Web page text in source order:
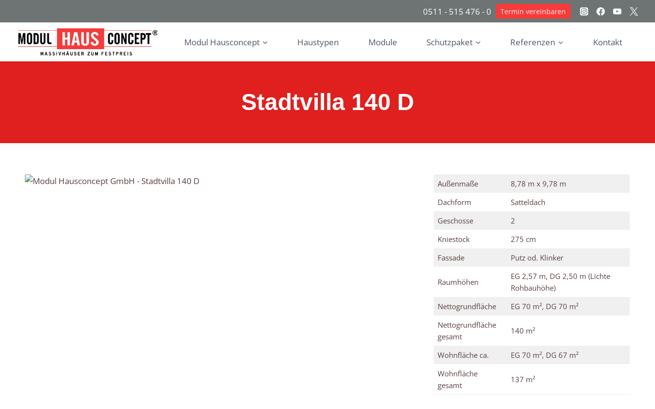
springen
0511 - 515 476 - 0 Termin vereinbaren
Modul Hausconcept Haustypen Module Schutzpaket Referenzen Kontakt
Stadtvilla 140 D
Außenmaße
8,78 m x 9,78 m
Dachform
Satteldach
Geschosse
2
Kniestock
275 cm
Fassade
Putz od. Klinker
Raumhöhen
EG 2,57 m, DG 2,50 m (Lichte
Rohbauhöhe)
Nettogrundfläche
EG 70 m², DG 70 m²
Nettogrundfläche
gesamt
140 m²
Wohnfläche ca.
EG 70 m², DG 67 m²
Wohnfläche
gesamt
137 m²